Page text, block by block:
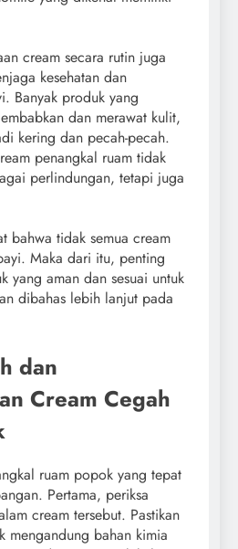
cream secara rutin juga
kesehatan dan
Banyak produk yang
dan merawat kulit,
kering dan pecah-pecah.
penangkal ruam tidak
perlindungan, tetapi juga
bahwa tidak semua cream
Maka dari itu, penting
yang aman dan sesuai untuk
dibahas lebih lanjut pada
dan
Cream Cegah
ruam popok yang tepat
Pertama, periksa
cream tersebut. Pastikan
mengandung bahan kimia